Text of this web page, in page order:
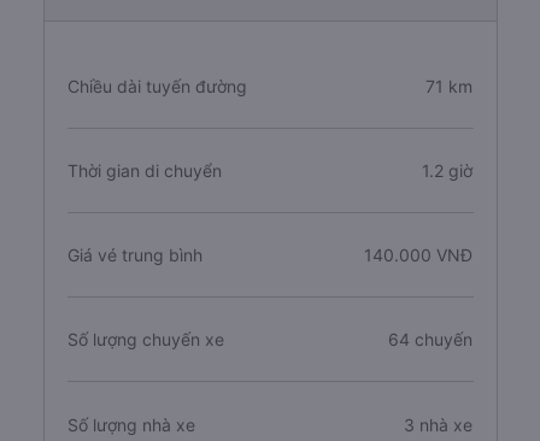
Chiều dài tuyến đường 71 km
Thời gian di chuyển 1.2 giờ
Giá vé trung bình 140.000 VNĐ
Số lượng chuyến xe 64 chuyến
Số lượng nhà xe 3 nhà xe